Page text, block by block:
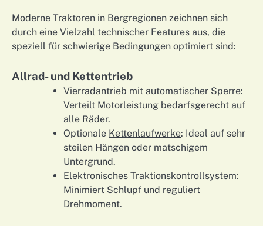
Moderne Traktoren in Bergregionen zeichnen sich
durch eine Vielzahl technischer Features aus, die
speziell für schwierige Bedingungen optimiert sind:
Allrad- und Kettentrieb
Vierradantrieb mit automatischer Sperre:
Verteilt Motorleistung bedarfsgerecht auf
alle Räder.
Optionale Kettenlaufwerke: Ideal auf sehr
steilen Hängen oder matschigem
Untergrund.
Elektronisches Traktionskontrollsystem:
Minimiert Schlupf und reguliert
Drehmoment.